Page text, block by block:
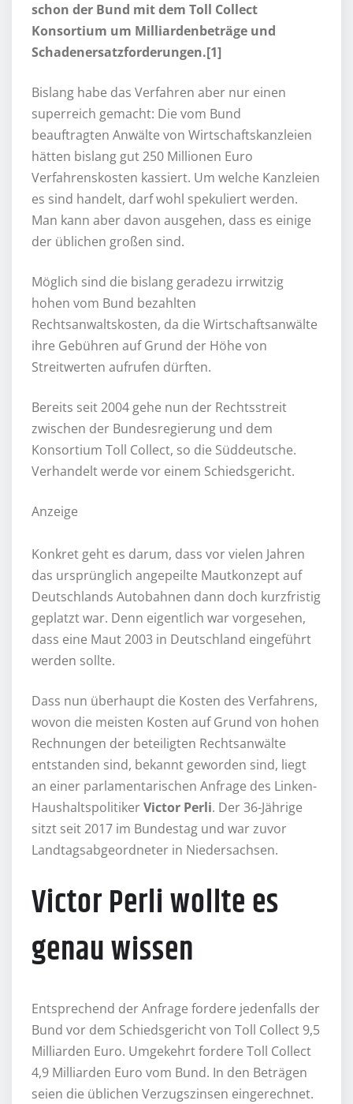
schon der Bund mit dem Toll Collect
Konsortium um Milliardenbeträge und
Schadenersatzforderungen.[1]
Bislang habe das Verfahren aber nur einen
superreich gemacht: Die vom Bund
beauftragten Anwälte von Wirtschaftskanzleien
hätten bislang gut 250 Millionen Euro
Verfahrenskosten kassiert. Um welche Kanzleien
es sind handelt, darf wohl spekuliert werden.
Man kann aber davon ausgehen, dass es einige
der üblichen großen sind.
Möglich sind die bislang geradezu irrwitzig
hohen vom Bund bezahlten
Rechtsanwaltskosten, da die Wirtschaftsanwälte
ihre Gebühren auf Grund der Höhe von
Streitwerten aufrufen dürften.
Bereits seit 2004 gehe nun der Rechtsstreit
zwischen der Bundesregierung und dem
Konsortium Toll Collect, so die Süddeutsche.
Verhandelt werde vor einem Schiedsgericht.
Anzeige
Konkret geht es darum, dass vor vielen Jahren
das ursprünglich angepeilte Mautkonzept auf
Deutschlands Autobahnen dann doch kurzfristig
geplatzt war. Denn eigentlich war vorgesehen,
dass eine Maut 2003 in Deutschland eingeführt
werden sollte.
Dass nun überhaupt die Kosten des Verfahrens,
wovon die meisten Kosten auf Grund von hohen
Rechnungen der beteiligten Rechtsanwälte
entstanden sind, bekannt geworden sind, liegt
an einer parlamentarischen Anfrage des Linken-
HaushaltspolitikerVictor Perli. Der 36-Jährige
sitzt seit 2017 im Bundestag und war zuvor
Landtagsabgeordneter in Niedersachsen.
Victor Perli wollte es
genau wissen
Entsprechend der Anfrage fordere jedenfalls der
Bund vor dem Schiedsgericht von Toll Collect 9,5
Milliarden Euro. Umgekehrt fordere Toll Collect
4,9 Milliarden Euro vom Bund. In den Beträgen
seien die üblichen Verzugszinsen eingerechnet.